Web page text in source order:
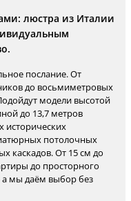
люстра из Италии
послание. От
до восьмиметровых
модели высотой
до 13,7 метров
исторических
потолочных
каскадов. От 15 см до
до просторного
а мы даём выбор без